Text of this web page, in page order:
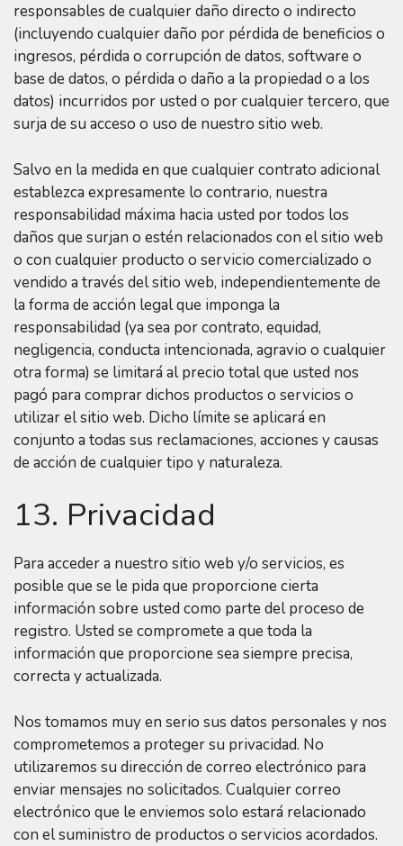
responsables de cualquier daño directo o indirecto
(incluyendo cualquier daño por pérdida de beneficios o
ingresos, pérdida o corrupción de datos, software o
base de datos, o pérdida o daño a la propiedad o a los
datos) incurridos por usted o por cualquier tercero, que
surja de su acceso o uso de nuestro sitio web.
Salvo en la medida en que cualquier contrato adicional
establezca expresamente lo contrario, nuestra
responsabilidad máxima hacia usted por todos los
daños que surjan o estén relacionados con el sitio web
o con cualquier producto o servicio comercializado o
vendido a través del sitio web, independientemente de
la forma de acción legal que imponga la
responsabilidad (ya sea por contrato, equidad,
negligencia, conducta intencionada, agravio o cualquier
otra forma) se limitará al precio total que usted nos
pagó para comprar dichos productos o servicios o
utilizar el sitio web. Dicho límite se aplicará en
conjunto a todas sus reclamaciones, acciones y causas
de acción de cualquier tipo y naturaleza.
13. Privacidad
Para acceder a nuestro sitio web y/o servicios, es
posible que se le pida que proporcione cierta
información sobre usted como parte del proceso de
registro. Usted se compromete a que toda la
información que proporcione sea siempre precisa,
correcta y actualizada.
Nos tomamos muy en serio sus datos personales y nos
comprometemos a proteger su privacidad. No
utilizaremos su dirección de correo electrónico para
enviar mensajes no solicitados. Cualquier correo
electrónico que le enviemos solo estará relacionado
con el suministro de productos o servicios acordados.